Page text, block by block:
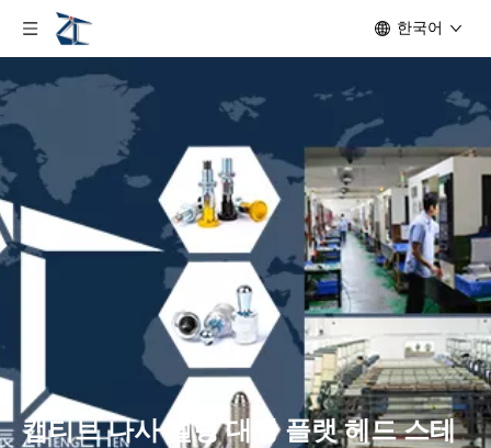
한국어
캡티브 나사 널링 대형 플랫 헤드 스테